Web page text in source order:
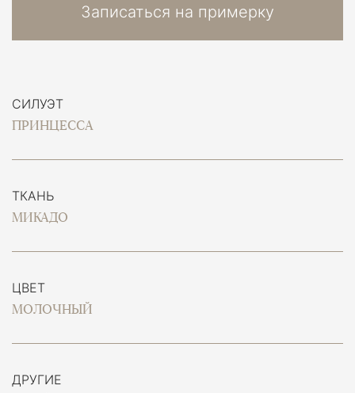
СИЛУЭТ
ПРИНЦЕССА
ТКАНЬ
МИКАДО
ЦВЕТ
МОЛОЧНЫЙ
ДРУГИЕ
Записаться на примерку